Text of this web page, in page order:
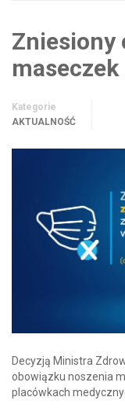
Zniesiony
maseczek
Kategorie
AKTUALNOŚĆ
Decyzją Ministra
obowiązku noszenia
placówkach